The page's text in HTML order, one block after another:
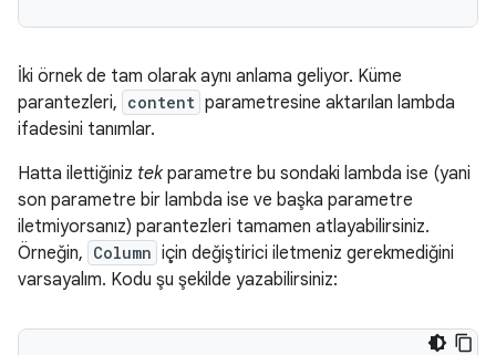
İki örnek de tam olarak aynı anlama geliyor. Küme
parantezleri, content parametresine aktarılan lambda
ifadesini tanımlar.
Hatta ilettiğiniz tekparametre bu sondaki lambda ise (yani
son parametre bir lambda ise ve başka parametre
iletmiyorsanız) parantezleri tamamen atlayabilirsiniz.
Örneğin, Column için değiştirici iletmeniz gerekmediğini
varsayalım. Kodu şu şekilde yazabilirsiniz: